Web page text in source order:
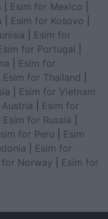
Esim for Mexico
Esim for Kosovo
Esim for
for Portugal
Esim for
Esim for Thailand
Esim for Vietnam
Esim for
Esim for Russia
for Peru
Esim
Esim for
for Norway
Esim for